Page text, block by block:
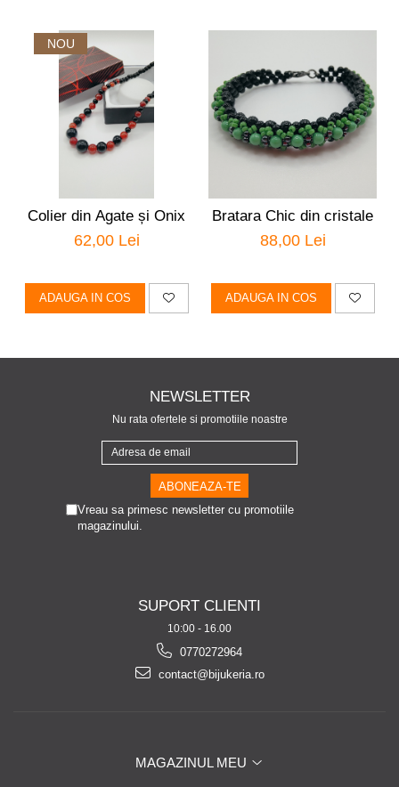
NOU
Colier din Agate și Onix
62,00 Lei
ADAUGA IN COS
Bratara Chic din cristale
88,00 Lei
ADAUGA IN COS
NEWSLETTER
Nu rata ofertele si promotiile noastre
Vreau sa primesc newsletter cu promotiile
magazinului.
SUPORT CLIENTI
10:00 - 16.00
0770272964
contact@bijukeria.ro
MAGAZINUL MEU